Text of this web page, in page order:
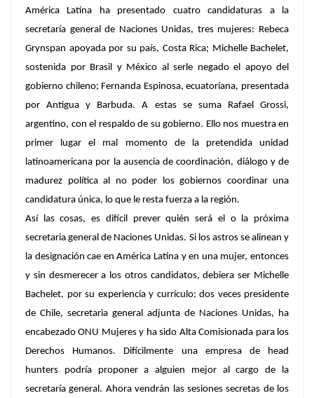
América Latina ha presentado cuatro candidaturas a la
secretaría general de Naciones Unidas, tres mujeres: Rebeca
Grynspan apoyada por su país, Costa Rica; Michelle Bachelet,
sostenida por Brasil y México al serle negado el apoyo del
gobierno chileno; Fernanda Espinosa, ecuatoriana, presentada
por Antigua y Barbuda. A estas se suma Rafael Grossi,
argentino, con el respaldo de su gobierno. Ello nos muestra en
primer lugar el mal momento de la pretendida unidad
latinoamericana por la ausencia de coordinación, diálogo y de
madurez política al no poder los gobiernos coordinar una
candidatura única, lo que le resta fuerza a la región.
Así las cosas, es difícil prever quién será el o la próxima
secretaria general de Naciones Unidas. Si los astros se alinean y
la designación cae en América Latina y en una mujer, entonces
y sin desmerecer a los otros candidatos, debiera ser Michelle
Bachelet, por su experiencia y currículo: dos veces presidente
de Chile, secretaria general adjunta de Naciones Unidas, ha
encabezado ONU Mujeres y ha sido Alta Comisionada para los
Derechos Humanos. Difícilmente una empresa de head
hunters podría proponer a alguien mejor al cargo de la
secretaría general. Ahora vendrán las sesiones secretas de los